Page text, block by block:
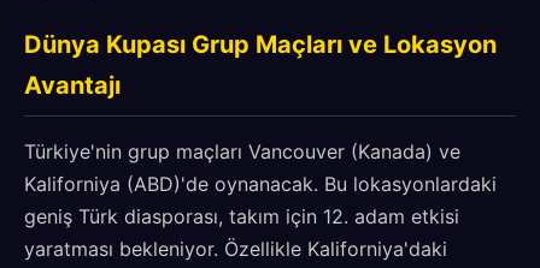
Dünya Kupası Grup Maçları ve Lokasyon
Avantajı
Türkiye'nin grup maçları Vancouver (Kanada) ve
Kaliforniya (ABD)'de oynanacak. Bu lokasyonlardaki
geniş Türk diasporası, takım için 12. adam etkisi
yaratması bekleniyor. Özellikle Kaliforniya'daki